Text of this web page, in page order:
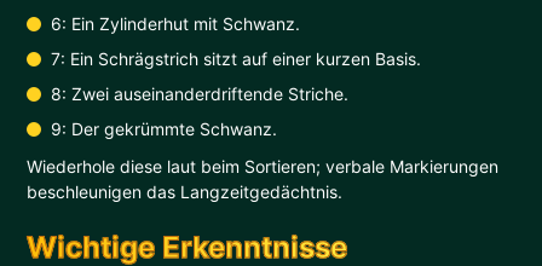
6: Ein Zylinderhut mit Schwanz.
7: Ein Schrägstrich sitzt auf einer kurzen Basis.
8: Zwei auseinanderdriftende Striche.
9: Der gekrümmte Schwanz.
Wiederhole diese laut beim Sortieren; verbale Markierungen
beschleunigen das Langzeitgedächtnis.
Wichtige Erkenntnisse